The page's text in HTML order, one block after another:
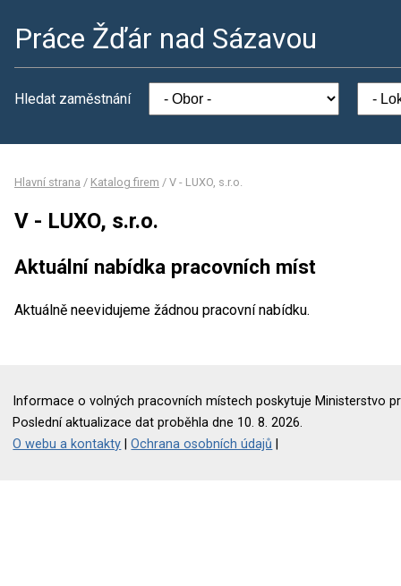
Práce Žďár nad Sázavou
Hledat zaměstnání
Hlavní strana / Katalog firem / V - LUXO, s.r.o.
V - LUXO, s.r.o.
Aktuální nabídka pracovních míst
Aktuálně neevidujeme žádnou pracovní nabídku.
Informace o volných pracovních místech poskytuje Ministerstvo
Poslední aktualizace dat proběhla dne 10. 8. 2026.
O webu a kontakty |Ochrana osobních údajů